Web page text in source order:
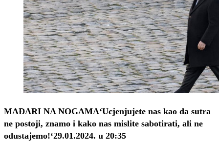
MAĐARI NA NOGAMA‘Ucjenjujete nas kao da sutra
ne postoji, znamo i kako nas mislite sabotirati, ali ne
odustajemo!‘29.01.2024. u 20:35